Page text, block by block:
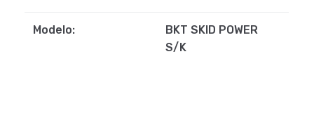
Modelo:
BKT SKID POWER
S/K